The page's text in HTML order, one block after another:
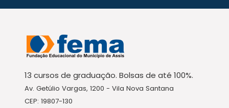
13 cursos de graduação. Bolsas de até 100%.
Av. Getúlio Vargas, 1200 - Vila Nova Santana
CEP: 19807-130